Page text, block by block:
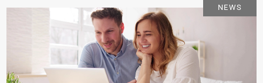
Sanierung in Einzelmaßnahmen […]
NEWS